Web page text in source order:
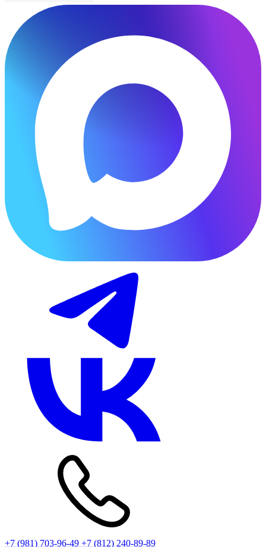
+7 (981) 703-96-49 +7 (812) 240-89-89